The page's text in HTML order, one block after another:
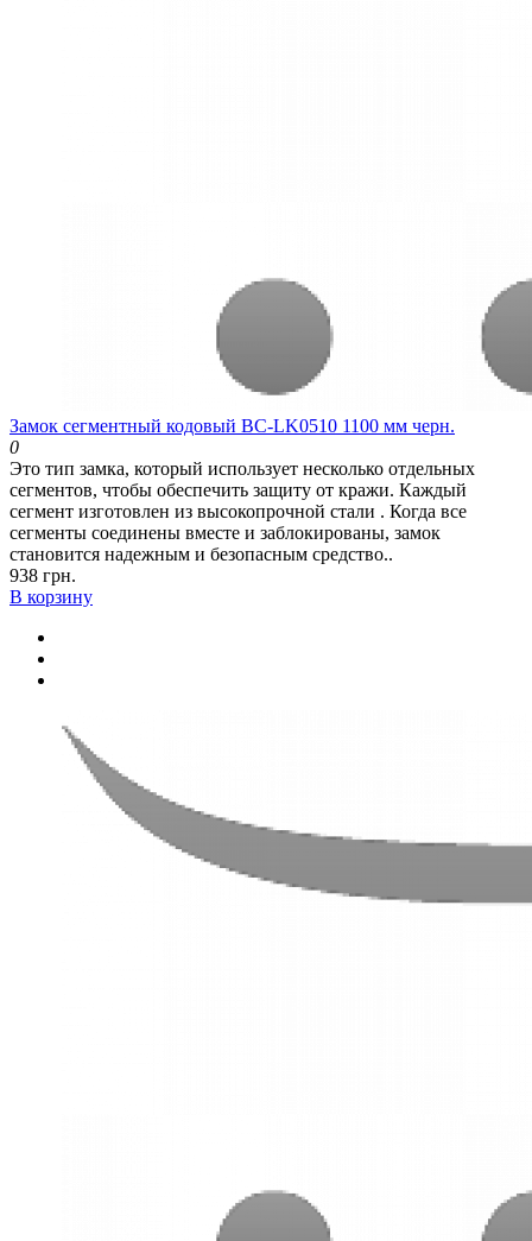
Замок сегментный кодовый BC-LK0510 1100 мм черн.
0
Это тип замка, который использует несколько отдельных
сегментов, чтобы обеспечить защиту от кражи. Каждый
сегмент изготовлен из высокопрочной стали . Когда все
сегменты соединены вместе и заблокированы, замок
становится надежным и безопасным средство..
938 грн.
В корзину